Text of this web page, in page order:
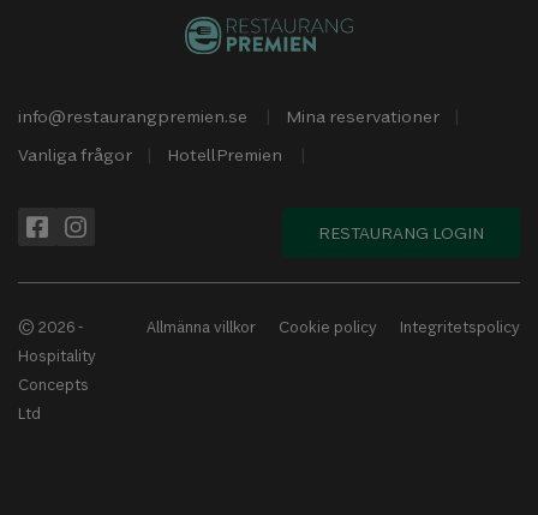
info@restaurangpremien.se
Mina reservationer
Vanliga frågor
HotellPremien
RESTAURANG LOGIN
© 2026 -
Hospitality
Concepts
Ltd
Allmänna villkor Cookie policy Integritetspolicy